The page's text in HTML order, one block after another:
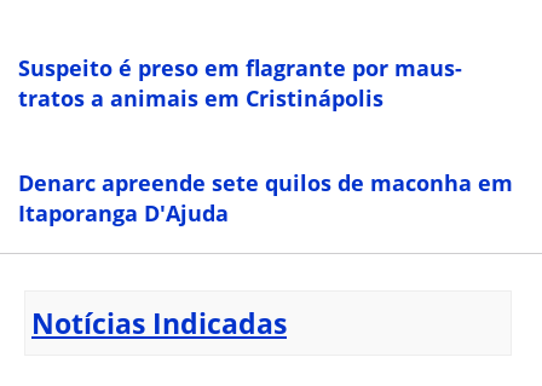
Suspeito é preso em flagrante por maus-
tratos a animais em Cristinápolis
Denarc apreende sete quilos de maconha em
Itaporanga D'Ajuda
Notícias Indicadas